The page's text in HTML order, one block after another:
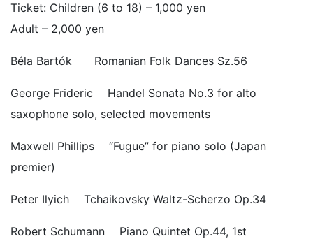
Ticket: Children (6 to 18) – 1,000 yen
Adult – 2,000 yen
Béla Bartók Romanian Folk Dances Sz.56
George Frideric Handel Sonata No.3 for alto
saxophone solo, selected movements
Maxwell Phillips “Fugue” for piano solo (Japan
premier)
Peter Ilyich Tchaikovsky Waltz-Scherzo Op.34
Robert Schumann Piano Quintet Op.44, 1st